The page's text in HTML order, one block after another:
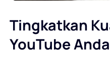
Tingkatkan
YouTube